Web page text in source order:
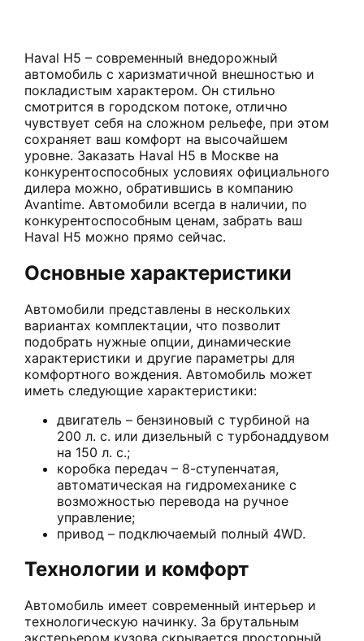
Haval H5 – современный внедорожный
автомобиль с харизматичной внешностью и
покладистым характером. Он стильно
смотрится в городском потоке, отлично
чувствует себя на сложном рельефе, при этом
сохраняет ваш комфорт на высочайшем
уровне. Заказать Haval H5 в Москве на
конкурентоспособных условиях официального
дилера можно, обратившись в компанию
Avantime. Автомобили всегда в наличии, по
конкурентоспособным ценам, забрать ваш
Haval H5 можно прямо сейчас.
Основные характеристики
Автомобили представлены в нескольких
вариантах комплектации, что позволит
подобрать нужные опции, динамические
характеристики и другие параметры для
комфортного вождения. Автомобиль может
иметь следующие характеристики:
двигатель – бензиновый с турбиной на
200 л. с. или дизельный с турбонаддувом
на 150 л. с.;
коробка передач – 8-ступенчатая,
автоматическая на гидромеханике с
возможностью перевода на ручное
управление;
привод – подключаемый полный 4WD.
Технологии и комфорт
Автомобиль имеет современный интерьер и
технологическую начинку. За брутальным